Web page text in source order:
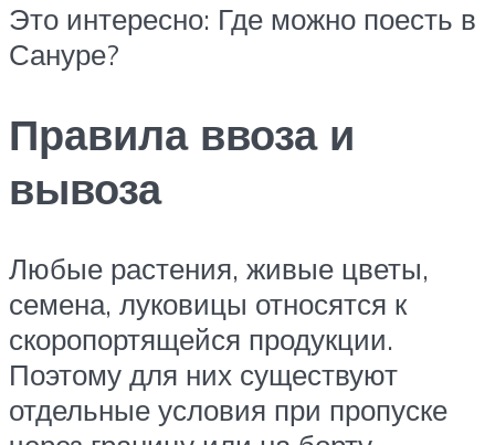
Это интересно: Где можно поесть в
Сануре?
Правила ввоза и
вывоза
Любые растения, живые цветы,
семена, луковицы относятся к
скоропортящейся продукции.
Поэтому для них существуют
отдельные условия при пропуске